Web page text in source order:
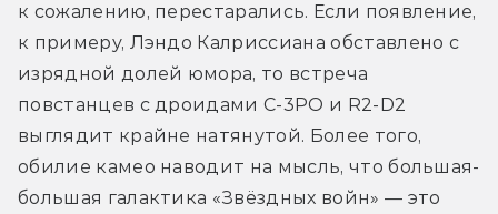
к сожалению, перестарались. Если появление,
к примеру, Лэндо Калриссиана обставлено с
изрядной долей юмора, то встреча
повстанцев с дроидами C-3PO и R2-D2
выглядит крайне натянутой. Более того,
обилие камео наводит на мысль, что большая-
большая галактика «Звёздных войн» — это